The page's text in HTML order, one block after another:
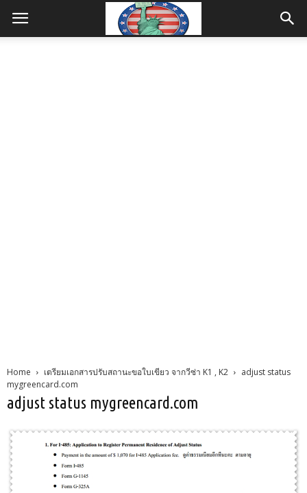
Home เตรียมเอกสารปรับสถานะขอใบเขียว จากวีซ่า K1 , K2
adjust status
mygreencard.com
adjust status mygreencard.com